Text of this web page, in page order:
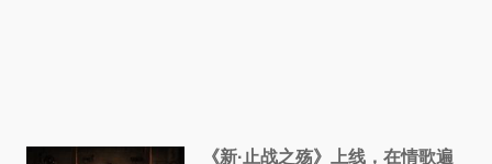
《新·止战之殇》上线，在情歌遍